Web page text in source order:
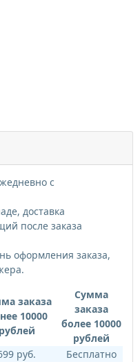
с
доставка
после заказа
оформления заказа,
заказа
10000
рублей
Сумма
заказа
более 10000
рублей
руб.
Бесплатно